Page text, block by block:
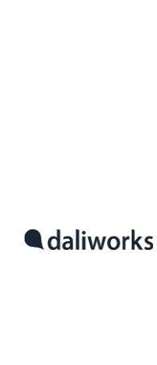
물류업에서의 에너지 절감
방식으로 효율성을 높일